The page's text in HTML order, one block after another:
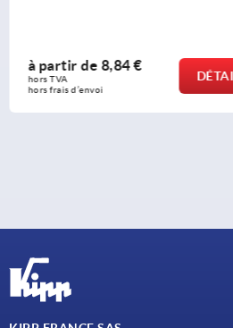
à partir de7,97 €
hors TVA
hors frais d’envoi